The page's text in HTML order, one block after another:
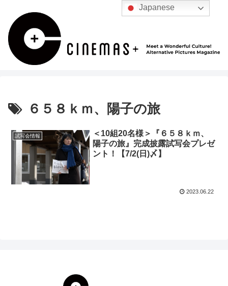
６５８ｋｍ、陽子の旅
試写会情報
＜10組20名様＞『６５８ｋｍ、
陽子の旅』完成披露試写会プレゼ
ント！【7/2(日)〆】
2023.06.22
Japanese